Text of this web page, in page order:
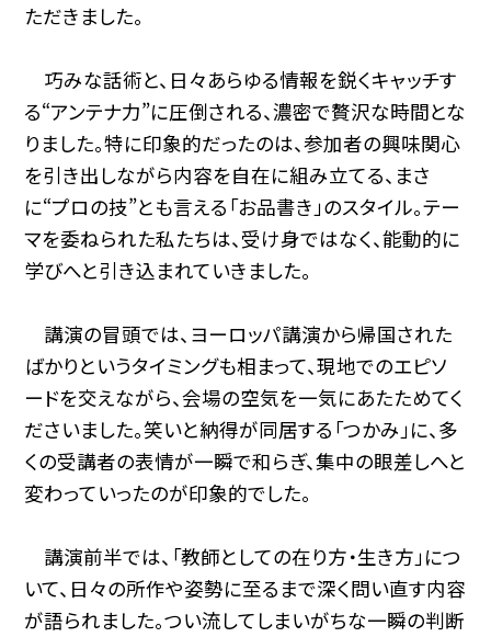
ただきました。
巧みな話術と、日々あらゆる情報を鋭くキャッチす
る“アンテナ力”に圧倒される、濃密で贅沢な時間とな
りました。特に印象的だったのは、参加者の興味関心
を引き出しながら内容を自在に組み立てる、まさ
に“プロの技”とも言える「お品書き」のスタイル。テー
マを委ねられた私たちは、受け身ではなく、能動的に
学びへと引き込まれていきました。
講演の冒頭では、ヨーロッパ講演から帰国された
ばかりというタイミングも相まって、現地でのエピソ
ードを交えながら、会場の空気を一気にあたためてく
ださいました。笑いと納得が同居する「つかみ」に、多
くの受講者の表情が一瞬で和らぎ、集中の眼差しへと
変わっていったのが印象的でした。
講演前半では、「教師としての在り方・生き方」につ
いて、日々の所作や姿勢に至るまで深く問い直す内容
が語られました。つい流してしまいがちな一瞬の判断